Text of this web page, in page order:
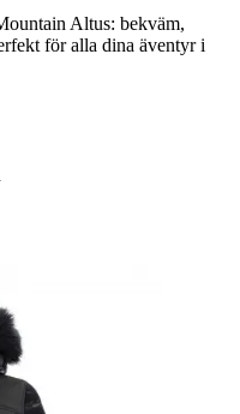
Altus: bekväm,
för alla dina äventyr i